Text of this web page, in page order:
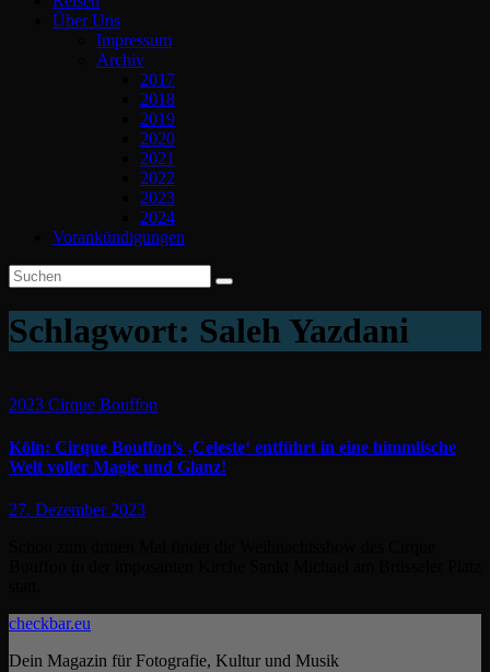
Über Uns
Impressum
Archiv
2017
2018
2019
2020
2021
2022
2023
2024
Vorankündigungen
Schlagwort: Saleh Yazdani
2023 Cirque Bouffon
Köln: Cirque Bouffon’s ‚Celeste‘ entführt in eine himmlische
Welt voller Magie und Glanz!
27. Dezember 2023
checkbar.eu
Dein Magazin für Fotografie, Kultur und Musik